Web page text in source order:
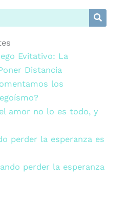
Evitativo: La
Distancia
los
amor no lo es todo, y
perder la esperanza es
perder la esperanza